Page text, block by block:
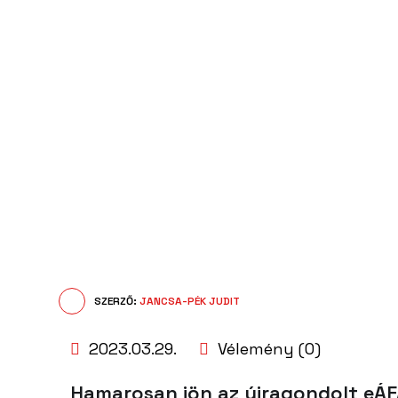
SZERZŐ: JANCSA-PÉK JUDIT
2023.03.29. Vélemény (0)
Hamarosan jön az újragondolt